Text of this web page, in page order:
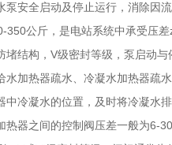
安全启动及停止运行，消除因
公斤，是电站系统中承受压差
结构，V级密封等级，泵启动与
加热器疏水、冷凝水加热器疏水
冷凝水的位置，及时将冷凝水
器之间的控制阀压差一般为6-